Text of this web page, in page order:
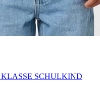
KLASSE SCHULKIND